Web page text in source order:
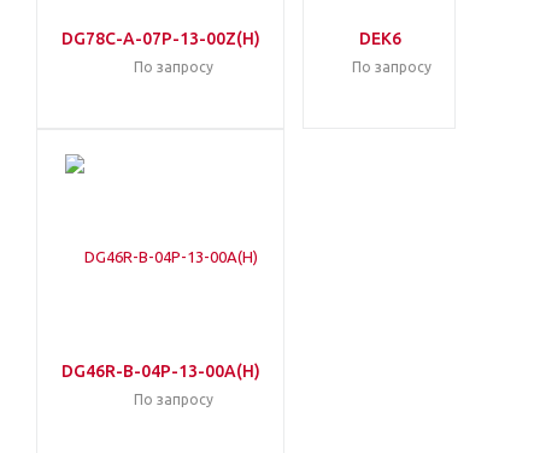
DG78C-A-07P-13-00Z(H)
По запросу
DEK6
По запросу
DG46R-B-04P-13-00A(H)
По запросу